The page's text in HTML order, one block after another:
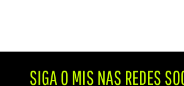
SIGA O MIS NAS REDES